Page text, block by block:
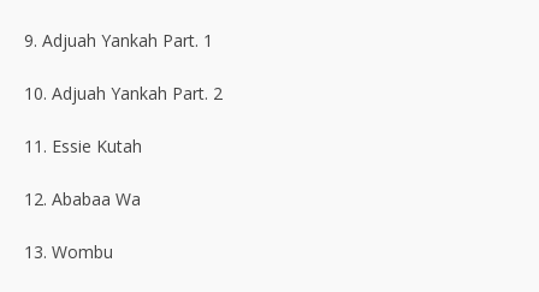
9. Adjuah Yankah Part. 1
10. Adjuah Yankah Part. 2
11. Essie Kutah
12. Ababaa Wa
13. Wombu